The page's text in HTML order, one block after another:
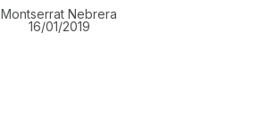
Montserrat Nebrera
16/01/2019